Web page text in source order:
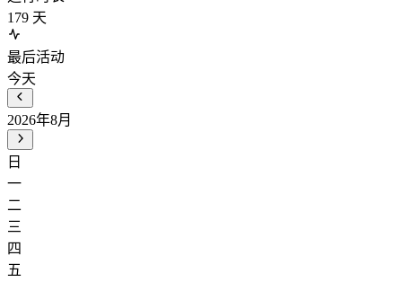
179 天
最后活动
今天
2026年8月
日
一
二
三
四
五